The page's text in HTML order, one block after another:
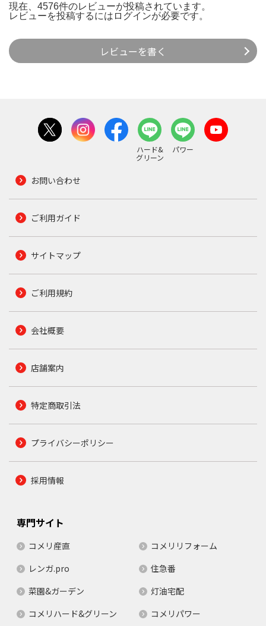
現在、4576件のレビューが投稿されています。
レビューを投稿するには ログインが必要です。
レビューを書く
ハード&
グリーン
パワー
お問い合わせ
ご利用ガイド
サイトマップ
ご利用規約
会社概要
店舗案内
特定商取引法
プライバシーポリシー
採用情報
専門サイト
コメリ産直
コメリリフォーム
レンガ.pro
住急番
菜園&ガーデン
灯油宅配
コメリハード&グリーン
コメリパワー